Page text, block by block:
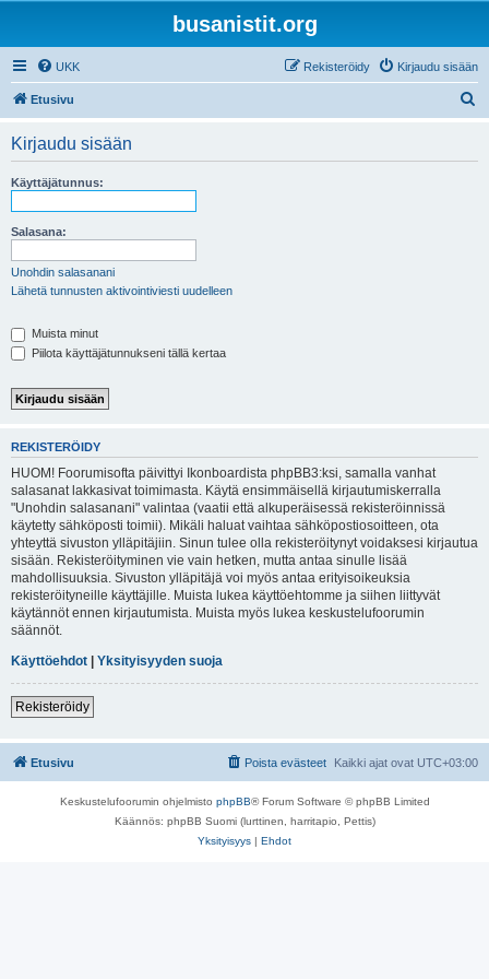
busanistit.org
UKK Kirjaudu sisään
Rekisteröidy
Etusivu
Kirjaudu sisään
Käyttäjätunnus:
Salasana:
Unohdin salasanani
Lähetä tunnusten aktivointiviesti uudelleen
Muista minut
Piilota käyttäjätunnukseni tällä kertaa
REKISTERÖIDY
HUOM! Foorumisofta päivittyi Ikonboardista phpBB3:ksi, samalla vanhat
salasanat lakkasivat toimimasta. Käytä ensimmäisellä kirjautumiskerralla
"Unohdin salasanani" valintaa (vaatii että alkuperäisessä rekisteröinnissä
käytetty sähköposti toimii). Mikäli haluat vaihtaa sähköpostiosoitteen, ota
yhteyttä sivuston ylläpitäjiin. Sinun tulee olla rekisteröitynyt voidaksesi kirjautua
sisään. Rekisteröityminen vie vain hetken, mutta antaa sinulle lisää
mahdollisuuksia. Sivuston ylläpitäjä voi myös antaa erityisoikeuksia
rekisteröityneille käyttäjille. Muista lukea käyttöehtomme ja siihen liittyvät
käytännöt ennen kirjautumista. Muista myös lukea keskustelufoorumin
säännöt.
Käyttöehdot | Yksityisyyden suoja
Rekisteröidy
Etusivu Kaikki ajat ovat UTC+03:00
Poista evästeet
Keskustelufoorumin ohjelmisto phpBB® Forum Software © phpBB Limited
Käännös: phpBB Suomi (lurttinen, harritapio, Pettis)
Yksityisyys | Ehdot